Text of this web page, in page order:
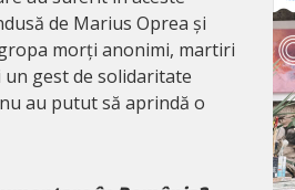
de Marius Oprea și
morți anonimi, martiri
gest de solidaritate
au putut să aprindă o